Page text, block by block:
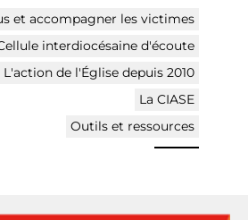
et accompagner les victimes
interdiocésaine d'écoute
L'action de l'Église depuis 2010
La CIASE
Outils et ressources